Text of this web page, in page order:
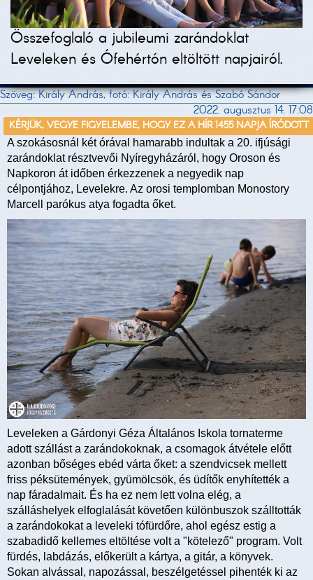
Összefoglaló a jubileumi zarándoklat
Leveleken és Ófehértón eltöltött napjairól.
Szöveg: Király András, fotó: Király András és Szabó Sándor
2022. augusztus 14. 17:08
KÉRJÜK, VEGYE FIGYELEMBE, HOGY EZ A HÍR 1455 NAPJA ÍRÓDOTT
A szokásosnál két órával hamarabb indultak a 20. ifjúsági
zarándoklat résztvevői Nyíregyházáról, hogy Oroson és
Napkoron át időben érkezzenek a negyedik nap
célpontjához, Levelekre. Az orosi templomban Monostory
Marcell parókus atya fogadta őket.
Leveleken a Gárdonyi Géza Általános Iskola tornaterme
adott szállást a zarándokoknak, a csomagok átvétele előtt
azonban bőséges ebéd várta őket: a szendvicsek mellett
friss péksütemények, gyümölcsök, és üdítők enyhítették a
nap fáradalmait. És ha ez nem lett volna elég, a
szálláshelyek elfoglalását követően különbuszok szálltották
a zarándokokat a leveleki tófürdőre, ahol egész estig a
szabadidő kellemes eltöltése volt a "kötelező" program. Volt
fürdés, labdázás, előkerült a kártya, a gitár, a könyvek.
Sokan alvással, napozással, beszélgetéssel pihenték ki az